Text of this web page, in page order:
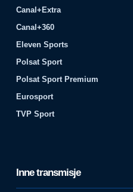
Canal+Extra
Canal+360
Eleven Sports
Polsat Sport
Polsat Sport Premium
Eurosport
TVP Sport
Inne transmisje